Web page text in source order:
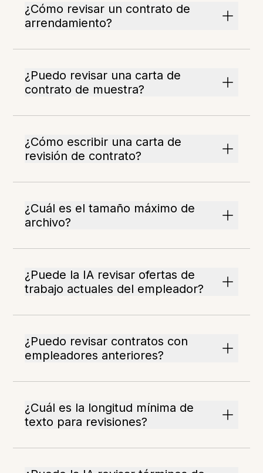
¿Cómo revisar un contrato de
arrendamiento?
¿Puedo revisar una carta de
contrato de muestra?
¿Cómo escribir una carta de
revisión de contrato?
¿Cuál es el tamaño máximo de
archivo?
¿Puede la IA revisar ofertas de
trabajo actuales del empleador?
¿Puedo revisar contratos con
empleadores anteriores?
¿Cuál es la longitud mínima de
texto para revisiones?